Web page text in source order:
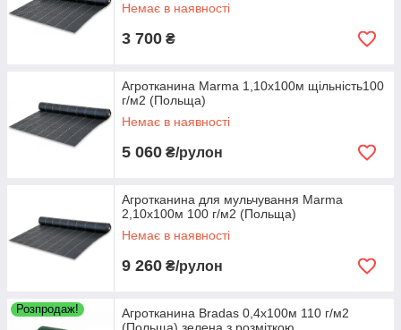
Немає в наявності
3 700 ₴
Агротканина Marma 1,10х100м щільність100
г/м2 (Польща)
Немає в наявності
5 060 ₴/рулон
Агротканина для мульчування Marma
2,10х100м 100 г/м2 (Польща)
Немає в наявності
9 260 ₴/рулон
Розпродаж!
Агротканина Bradas 0,4х100м 110 г/м2